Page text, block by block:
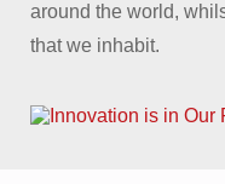
around the world,
that we inhabit.